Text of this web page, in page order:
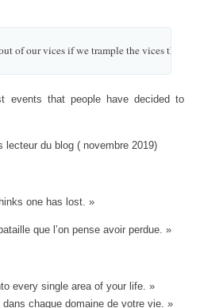
of our vices if we trample the vices
events that people have decided to
lecteur du blog ( novembre 2019)
one has lost. »
que l’on pense avoir perdue. »
every single area of your life. »
chaque domaine de votre vie. »